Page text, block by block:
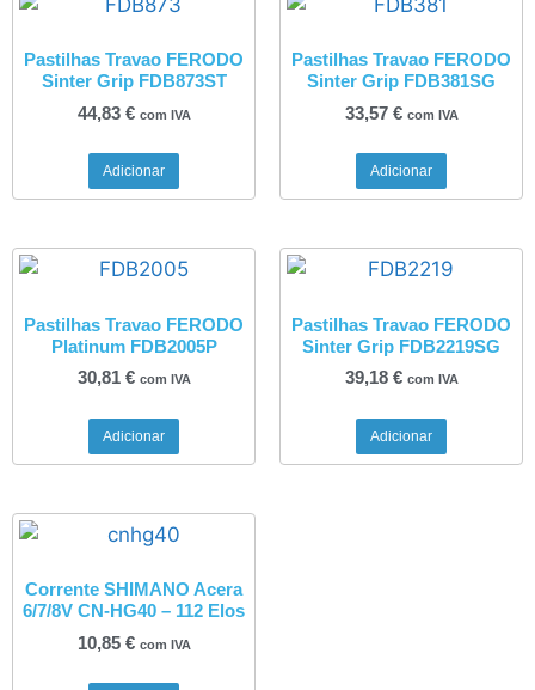
Pastilhas Travao FERODO
Sinter Grip FDB873ST
44,83 € com IVA
Adicionar
Pastilhas Travao FERODO
Sinter Grip FDB381SG
33,57 € com IVA
Adicionar
Pastilhas Travao FERODO
Platinum FDB2005P
30,81 € com IVA
Adicionar
Pastilhas Travao FERODO
Sinter Grip FDB2219SG
39,18 € com IVA
Adicionar
Corrente SHIMANO Acera
6/7/8V CN-HG40 – 112 Elos
10,85 € com IVA